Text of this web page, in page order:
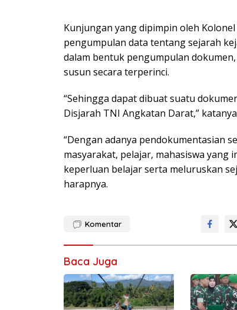
Kunjungan yang dipimpin oleh
pengumpulan data tentang sejarah
dalam bentuk pengumpulan
susun secara terperinci.
“Sehingga dapat dibuat suatu
Disjarah TNI Angkatan Darat,”
“Dengan adanya pendokumentasian
masyarakat, pelajar, mahasiswa
keperluan belajar serta meluruskan
harapnya.
Komentar
Baca Juga